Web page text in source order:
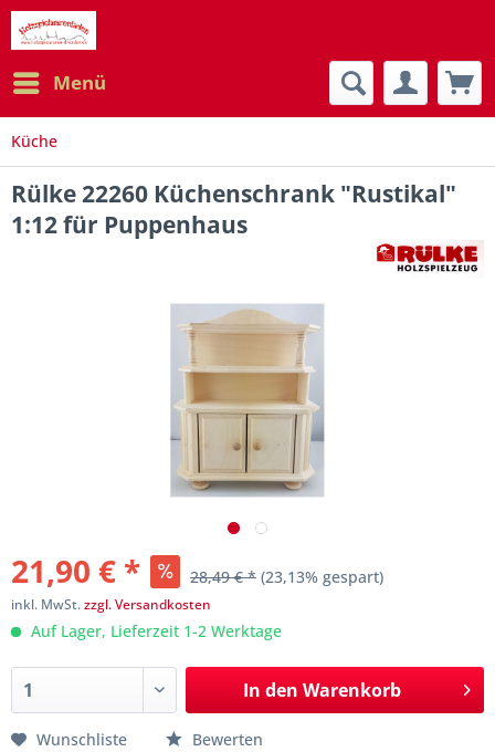
Menü
Küche
Rülke 22260 Küchenschrank "Rustikal"
1:12 für Puppenhaus
21,90 € * 28,49 € * (23,13% gespart)
inkl. MwSt.zzgl. Versandkosten
Auf Lager, Lieferzeit 1-2 Werktage
In den Warenkorb
Wunschliste Bewerten